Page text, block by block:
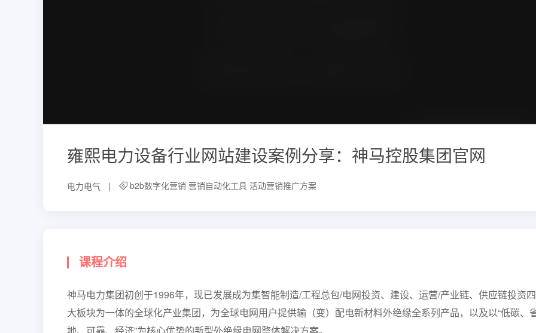
雍熙电力设备行业网站建设案例分享：神马控股集团官网
电力电气 b2b数字化营销 营销自动化工具 活动营销推广方案
课程介绍
神马电力集团初创于1996年，现已发展成为集智能制造/工程总包/电网投资、建设、运营/产业链、供应链投资四
大板块为一体的全球化产业集团，为全球电网用户提供输（变）配电新材料外绝缘全系列产品，以及以“低碳、